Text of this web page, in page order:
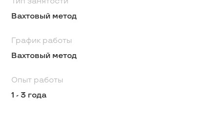
Вахтовый метод
График работы
Вахтовый метод
Опыт работы
1 - 3 года